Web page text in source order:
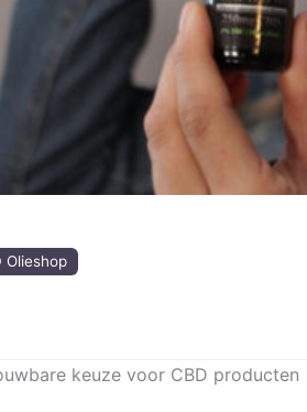
Olieshop
keuze voor CBD producten